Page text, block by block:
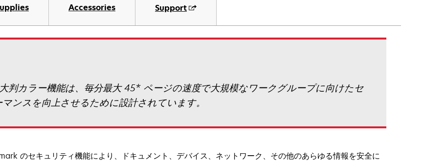
Accessories Support
判カラー機能は、毎分最大 45* ページの速度で大規模なワークグループに向けたセ
ンスを向上させるために設計されています。
のセキュリティ機能により、ドキュメント、デバイス、ネットワーク、その他のあらゆる情報を安全に